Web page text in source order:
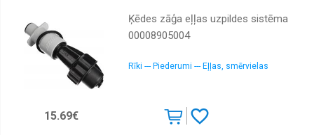
Ķēdes zāģa eļļas uzpildes sistēma
00008905004
Rīki --- Piederumi --- Eļļas, smērvielas
15.69€